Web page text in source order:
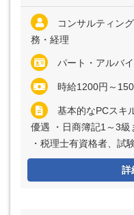
コンサルティン
務・経理
パート・アルバイ
時給1200円～1500円 ※
基本的なPCスキル（
優遇 ・日商簿記1～3
・税理士有資格者、試
会計士、試験受験生の
詳